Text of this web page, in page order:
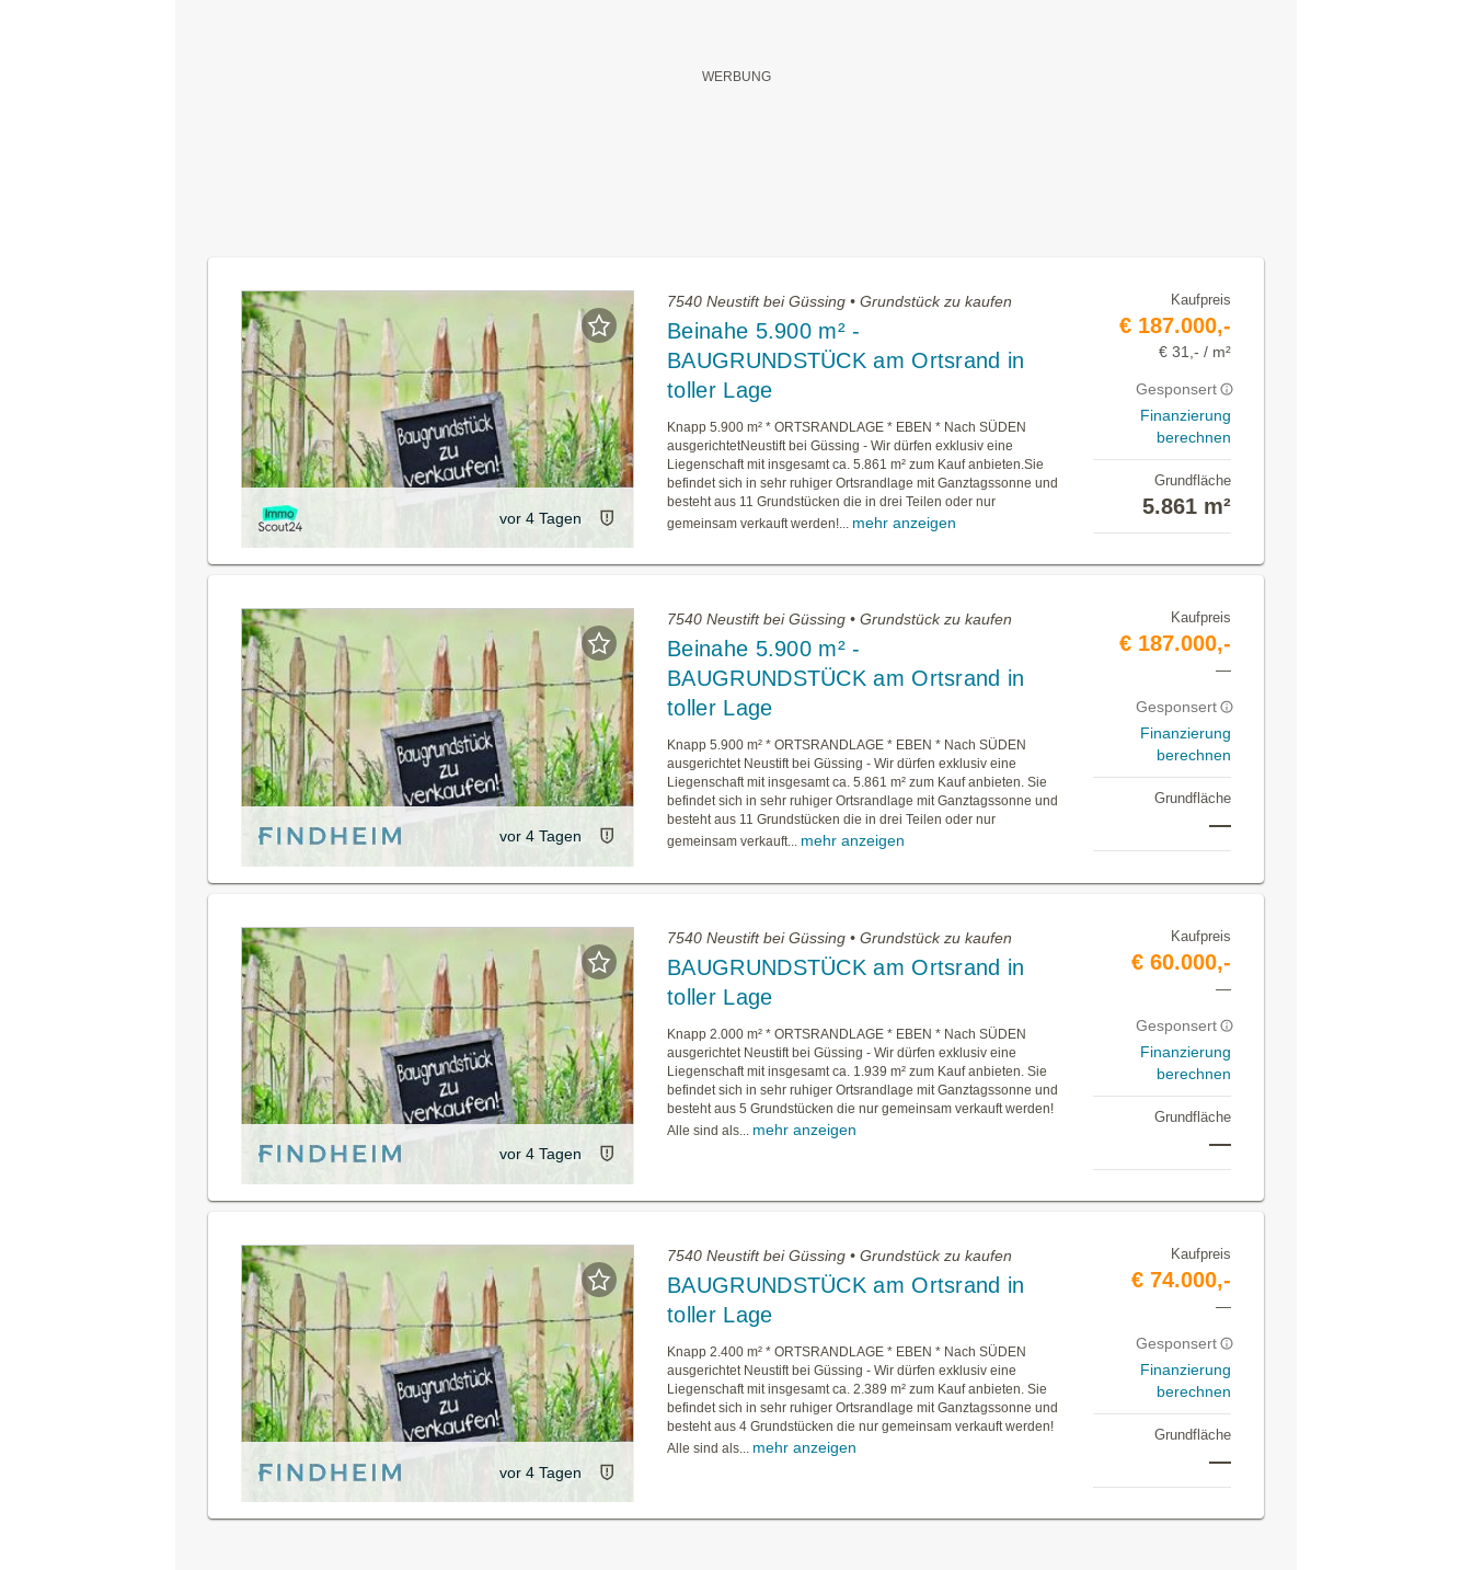
vor 4 Tagen
7540 Neustift bei Güssing • Grundstück zu kaufen
Beinahe 5.900 m² -
BAUGRUNDSTÜCK am Ortsrand in
toller Lage
Knapp 5.900 m² * ORTSRANDLAGE * EBEN * Nach SÜDEN
ausgerichtetNeustift bei Güssing - Wir dürfen exklusiv eine
Liegenschaft mit insgesamt ca. 5.861 m² zum Kauf anbieten.Sie
befindet sich in sehr ruhiger Ortsrandlage mit Ganztagssonne und
besteht aus 11 Grundstücken die in drei Teilen oder nur
gemeinsam verkauft werden!...
mehr anzeigen
Kaufpreis
€ 187.000,-
€ 31,- / m²
Gesponsert
Finanzierung
berechnen
Grundfläche
5.861 m²
vor 4 Tagen
7540 Neustift bei Güssing • Grundstück zu kaufen
Beinahe 5.900 m² -
BAUGRUNDSTÜCK am Ortsrand in
toller Lage
Knapp 5.900 m² * ORTSRANDLAGE * EBEN * Nach SÜDEN
ausgerichtet Neustift bei Güssing - Wir dürfen exklusiv eine
Liegenschaft mit insgesamt ca. 5.861 m² zum Kauf anbieten. Sie
befindet sich in sehr ruhiger Ortsrandlage mit Ganztagssonne und
besteht aus 11 Grundstücken die in drei Teilen oder nur
gemeinsam verkauft... mehr anzeigen
Kaufpreis
€ 187.000,-
—
Gesponsert
Finanzierung
berechnen
Grundfläche
—
vor 4 Tagen
7540 Neustift bei Güssing • Grundstück zu kaufen
BAUGRUNDSTÜCK am Ortsrand in
toller Lage
Knapp 2.000 m² * ORTSRANDLAGE * EBEN * Nach SÜDEN
ausgerichtet Neustift bei Güssing - Wir dürfen exklusiv eine
Liegenschaft mit insgesamt ca. 1.939 m² zum Kauf anbieten. Sie
befindet sich in sehr ruhiger Ortsrandlage mit Ganztagssonne und
besteht aus 5 Grundstücken die nur gemeinsam verkauft werden!
Alle sind als...
mehr anzeigen
Kaufpreis
€ 60.000,-
—
Gesponsert
Finanzierung
berechnen
Grundfläche
—
vor 4 Tagen
7540 Neustift bei Güssing • Grundstück zu kaufen
BAUGRUNDSTÜCK am Ortsrand in
toller Lage
Knapp 2.400 m² * ORTSRANDLAGE * EBEN * Nach SÜDEN
ausgerichtet Neustift bei Güssing - Wir dürfen exklusiv eine
Liegenschaft mit insgesamt ca. 2.389 m² zum Kauf anbieten. Sie
befindet sich in sehr ruhiger Ortsrandlage mit Ganztagssonne und
besteht aus 4 Grundstücken die nur gemeinsam verkauft werden!
Alle sind als... mehr anzeigen
Kaufpreis
€ 74.000,-
—
Gesponsert
Finanzierung
berechnen
Grundfläche
—